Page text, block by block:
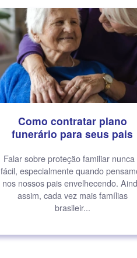
Como contratar plano
funerário para seus pais
Falar sobre proteção familiar nunca
fácil, especialmente quando
nos nossos pais envelhecendo.
assim, cada vez mais famílias
brasileir...